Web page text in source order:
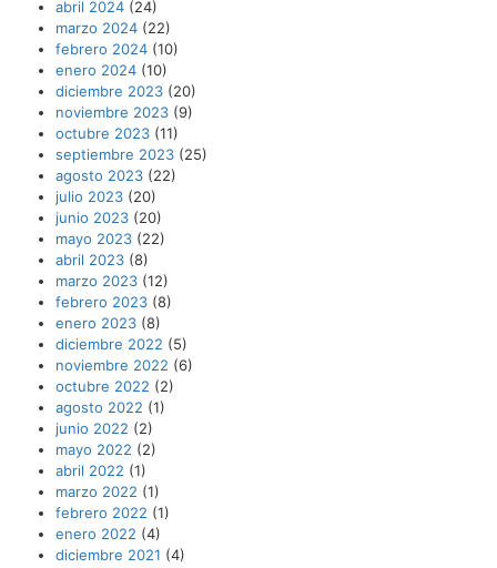
abril 2024 (24)
marzo 2024 (22)
febrero 2024 (10)
enero 2024 (10)
diciembre 2023 (20)
noviembre 2023 (9)
octubre 2023 (11)
septiembre 2023 (25)
agosto 2023 (22)
julio 2023 (20)
junio 2023 (20)
mayo 2023 (22)
abril 2023 (8)
marzo 2023 (12)
febrero 2023 (8)
enero 2023 (8)
diciembre 2022 (5)
noviembre 2022 (6)
octubre 2022 (2)
agosto 2022 (1)
junio 2022 (2)
mayo 2022 (2)
abril 2022 (1)
marzo 2022 (1)
febrero 2022 (1)
enero 2022 (4)
diciembre 2021 (4)